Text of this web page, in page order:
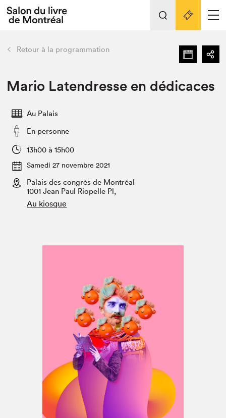
Espace exposant⋅e⋅s
Espace enseignant·e·s
L'événement
Préparer sa visite au Salon
Actualités
SLM PRO
retour Nos activités
Préparer sa visite
Salon au Palais
Projets partenaires
Liens pratiques
Retour à la programmation
Mario Latendresse en dédicaces
Au Palais
En personne
13h00 à 15h00
Samedi 27 novembre 2021
Palais des congrès de Montréal
1001 Jean Paul Riopelle Pl,
Au kiosque